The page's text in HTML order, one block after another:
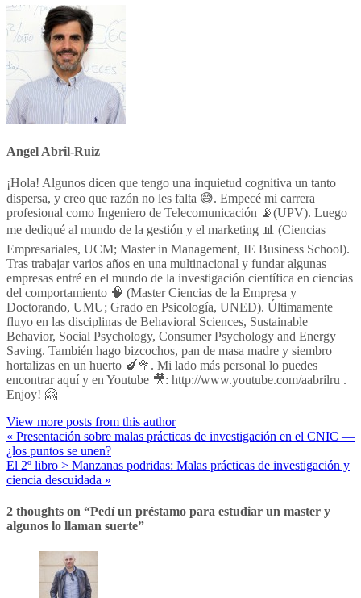
Angel Abril-Ruiz
¡Hola! Algunos dicen que tengo una inquietud cognitiva un tanto
dispersa, y creo que razón no les falta 😅. Empecé mi carrera
profesional como Ingeniero de Telecomunicación 📡(UPV). Luego
me dediqué al mundo de la gestión y el marketing 📊 (Ciencias
Empresariales, UCM; Master in Management, IE Business School).
Tras trabajar varios años en una multinacional y fundar algunas
empresas entré en el mundo de la investigación científica en ciencias
del comportamiento 🧠 (Master Ciencias de la Empresa y
Doctorando, UMU; Grado en Psicología, UNED). Últimamente
fluyo en las disciplinas de Behavioral Sciences, Sustainable
Behavior, Social Psychology, Consumer Psychology and Energy
Saving. También hago bizcochos, pan de masa madre y siembro
hortalizas en un huerto 🍆🥦. Mi lado más personal lo puedes
encontrar aquí y en Youtube 🎥: http://www.youtube.com/aabrilru .
Enjoy! 🤗
View more posts from this author
« Presentación sobre malas prácticas de investigación en el CNIC —
¿los puntos se unen?
El 2º libro > Manzanas podridas: Malas prácticas de investigación y
ciencia descuidada »
2 thoughts on “Pedí un préstamo para estudiar un master y
algunos lo llaman suerte”